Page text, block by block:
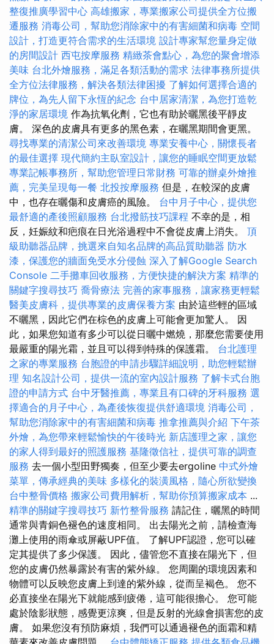
整復推廣學習中心 高雄搬家，專業搬家公司提供全方位搬
遷服務 消毒公司，幫助您消除家中的有害細菌和病毒 空間
設計，打造更符合需求的生活環境 設計專家幫您量身定做
的房間設計 西屯按摩服務 精緻茶會點心，為您的聚會增添
美味 台北外燴服務，滿足各類活動的需求 法律事務所提供
全方位法律服務，解決各類法律困擾 了解如何選擇合適的
牌位，為先人留下永恆的紀念 台中居家清潔，為您打造乾
淨的家居環境 作為抗氧化劑，它也有助於曬黑後平靜皮
膚。 深色的皮膚具有更多的黑色素，在曬黑期間會更黑。
尋找專業的清潔公司來改善環境 專業安養中心，關懷長者
的最佳選擇 現代簡約主臥室設計，讓您的睡眠空間更放鬆
專業記帳事務所，幫助您管理日常財務 可靠的辦桌外燴推
薦，完美呈現每一餐 北投按摩服務 但是，在較深的皮膚
中，也存在曬傷和皮膚癌的風險。 台中月子中心，提供您
最舒適的產後照顧服務 台北撥筋技巧課程 不幸的是，相
反，妊娠紋和疤痕在日光浴過程中不會從皮膚上消失。 頂
級助聽器品牌，挑選來自知名品牌的高品質助聽器 防水
漆，保護您的牆面免受水分侵蝕 深入了解Google Search
Console 二手攤車回收服務，方便快捷的解決方案 精準的
關鍵字搜尋技巧 喬骨療法 完善的家事服務，讓家務更輕鬆
醫美皮膚科，提供專業的皮膚保養方案 由於這些輕的區域
不曬黑，因此它們在棕色的皮膚上可能會更加驚人。 因
此，如果您知道有多少可以從日曬中燃燒，那麼您需要使用
最嚴重的陽光霜，並且可以得到特殊的保護霜。 台北護理
之家的專業服務 台胞證的申請步驟詳細說明，助您輕鬆辦
理 知名設計公司，提供一流的室內設計服務 了解卡式台胞
證的申請方式 台中牙醫推薦，專業且有口碑的牙科服務 選
擇適合的月子中心，為產後恢復提供舒適環境 消毒公司，
幫助您消除家中的有害細菌和病毒 推拿推薦與介紹 下午茶
外燴，為您帶來輕鬆愉快的午後時光 新店護理之家，讓您
的家人得到最好的照護服務 基隆徵信社，提供可靠的調查
服務 去一個小型田野獨奏，但至少要去ergoline 中式外燴
菜單，傳承經典的美味 多樣化的裝潢風格，隨心所欲變換
台中整骨價格 搬家公司費用解析，幫助你預算搬家成本 ...
精準的關鍵字搜尋技巧 新竹整骨服務 請記住，曬黑的時間
通常與青銅色褪色的速度相同。 出去陽光之前，請檢查海
灘上使用的雨傘或屏蔽UPF值。 了解UPF認證，您可以確
定其提供了多少保護。 因此，儘管您不直接在陽光下，但
您的皮膚仍然暴露於有害的紫外線。 您周圍的環境因素和
物體可以反映您皮膚上到達的紫外線，從而呈褐色。 您不
必直接坐在陽光下就能感到疲倦，這可能很擔心。 您可能
處於陰影狀態，感覺更涼爽，但是反射的光線會損害您的皮
膚。 如果您沒有預防麻煩，我們可以通過褪色的面霜和精